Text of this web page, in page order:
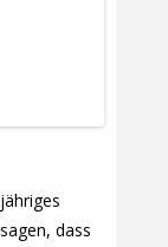
dass